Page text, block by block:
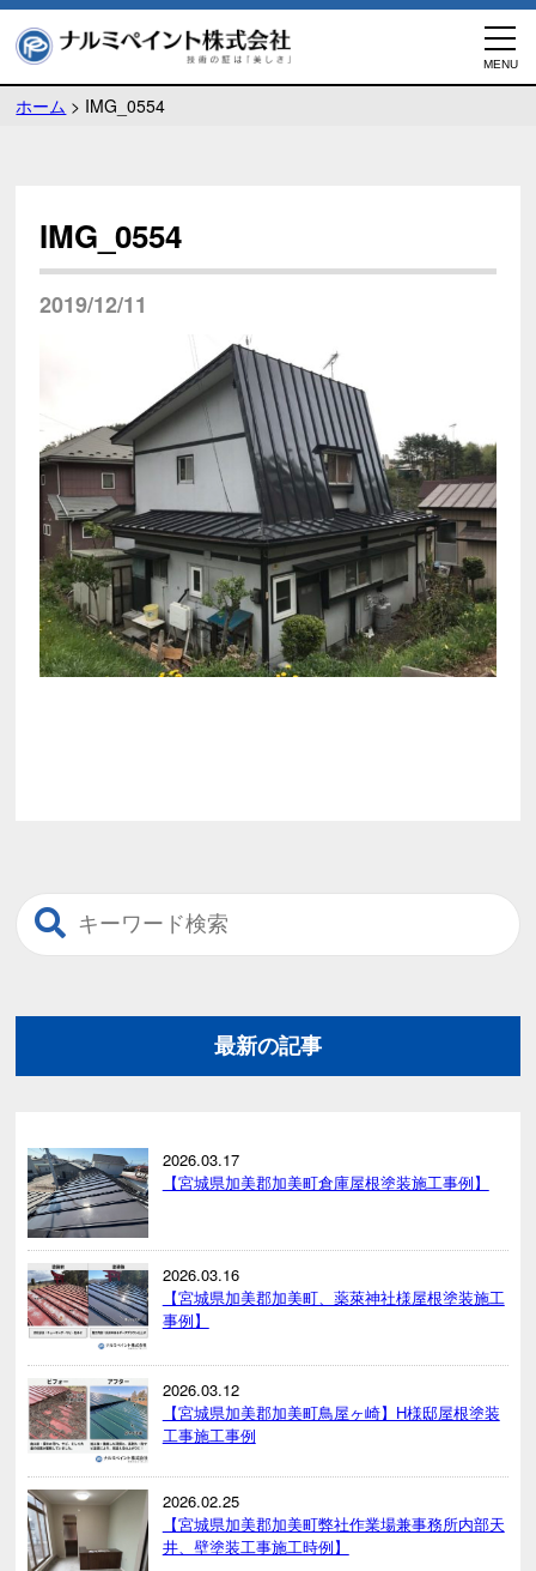
ホーム > IMG_0554
IMG_0554
2019/12/11
最新の記事
2026.03.17
【宮城県加美郡加美町倉庫屋根塗装施工事例】
2026.03.16
【宮城県加美郡加美町、薬萊神社様屋根塗装施工
事例】
2026.03.12
【宮城県加美郡加美町鳥屋ヶ崎】H様邸屋根塗装
工事施工事例
2026.02.25
【宮城県加美郡加美町弊社作業場兼事務所内部天
井、壁塗装工事施工時例】